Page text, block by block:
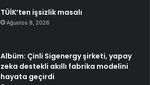
TÜİK’ten işsizlik masalı
Ağustos 8, 2026
Albüm: Çinli Sigenergy şirketi, yapay
zeka destekli akıllı fabrika modelini
hayata geçirdi